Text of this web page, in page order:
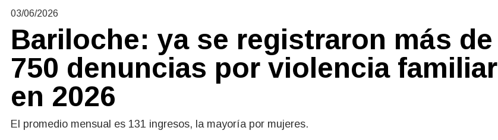
03/06/2026
Bariloche: ya se registraron más de
750 denuncias por violencia familiar
en 2026
El promedio mensual es 131 ingresos, la mayoría por mujeres.